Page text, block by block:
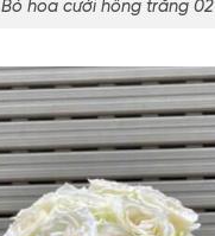
Bó hoa cưới hồng trắng 02